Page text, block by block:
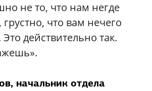
не то, что нам негде
грустно, что вам нечего
Это действительно так.
начальник отдела